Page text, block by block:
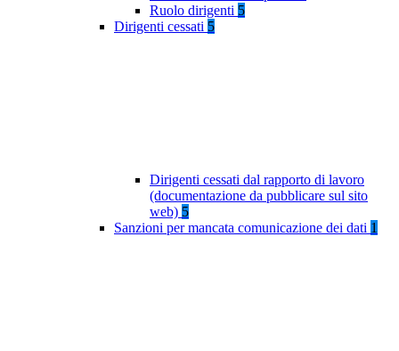
Ruolo dirigenti 5
Dirigenti cessati 5
Dirigenti cessati dal rapporto di lavoro
(documentazione da pubblicare sul sito
web) 5
Sanzioni per mancata comunicazione dei dati 1